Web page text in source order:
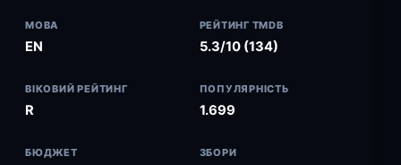
МОВА
EN
РЕЙТИНГ TMDB
5.3/10 (134)
ВІКОВИЙ РЕЙТИНГ
R
ПОПУЛЯРНІСТЬ
1.699
БЮДЖЕТ ЗБОРИ